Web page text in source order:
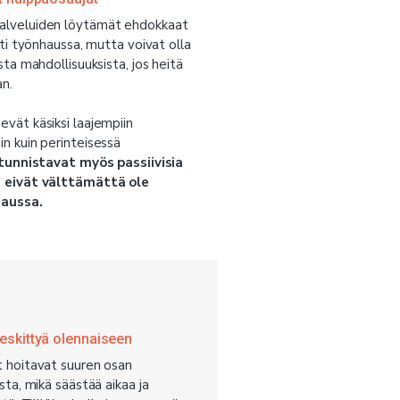
löytämät ehdokkaat
työnhaussa, mutta voivat olla
mahdollisuuksista, jos heitä
käsiksi laajempiin
kuin perinteisessä
myös passiivisia
eivät välttämättä ole
olennaiseen
hoitavat suuren osan
mikä säästää aikaa ja